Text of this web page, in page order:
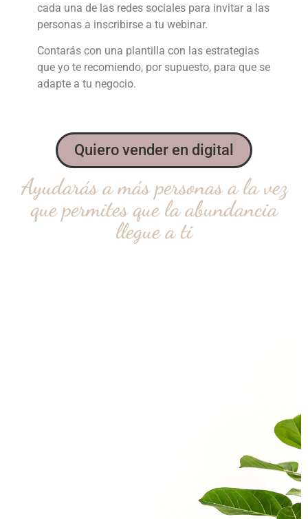
cada una de las redes sociales para invitar a las
personas a inscribirse a tu webinar.
Contarás con una plantilla con las estrategias
que yo te recomiendo, por supuesto, para que se
adapte a tu negocio.
Quiero vender en digital
Ayudarás a más personas a la vez
que permites que la abundancia
llegue a ti